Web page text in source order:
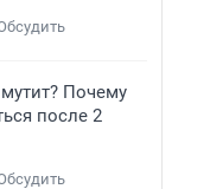
Почему
после 2